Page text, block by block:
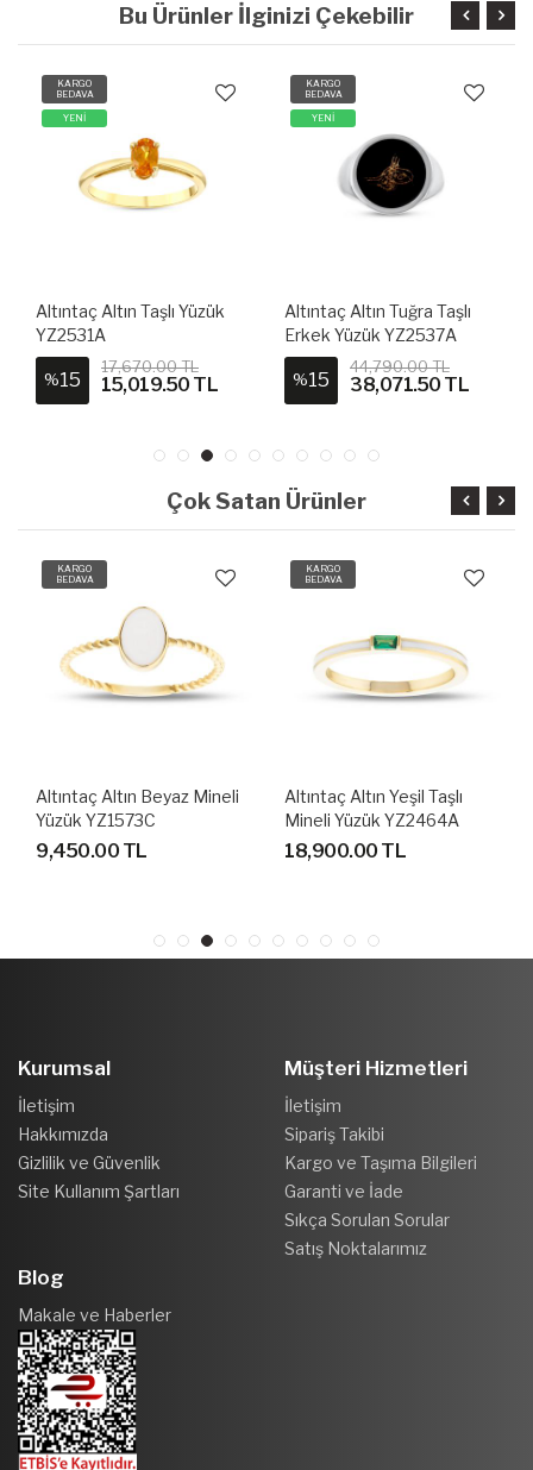
Bu Ürünler İlginizi Çekebilir
Taşlı Yüzük
TL
TL
KARGO
BEDAVA
Altıntaç Altın Tuğra Taşlı
Erkek Yüzük YZ2537A
%15
44,790.00 TL
38,071.50 TL
KARGO
BEDAVA
Altıntaç Altın
Erkek Yüzük
%15
Çok Satan Ürünler
KARGO
BEDAVA
Altıntaç Altın Beyaz Mineli
Yüzük YZ1573C
9,450.00 TL
KARGO
BEDAVA
Altıntaç Altın Yeşil Taşlı
Mineli Yüzük YZ2464A
18,900.00 TL
Kurumsal
İletişim
Hakkımızda
Gizlilik ve Güvenlik
Site Kullanım Şartları
Müşteri Hizmetleri
İletişim
Sipariş Takibi
Kargo ve Taşıma Bilgileri
Garanti ve İade
Sıkça Sorulan Sorular
Satış Noktalarımız
Blog
Makale ve Haberler